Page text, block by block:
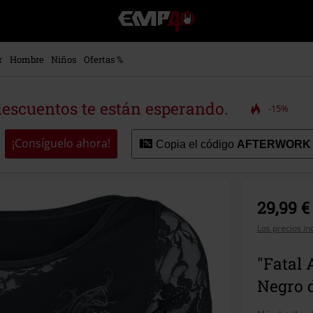
EMP
-
Música,
Merch
Ropa
Alternativa
Hombre Niños Ofertas %
te están esperando. -15%
¡Consíguelo ahora! Copia el código AFTERWORK
29,99 €
Los precios
"Fatal
Negro